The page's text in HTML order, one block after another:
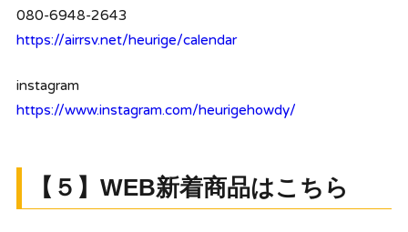
080-6948-2643
https://airrsv.net/heurige/calendar
instagram
https://www.instagram.com/heurigehowdy/
【５】WEB新着商品はこちら